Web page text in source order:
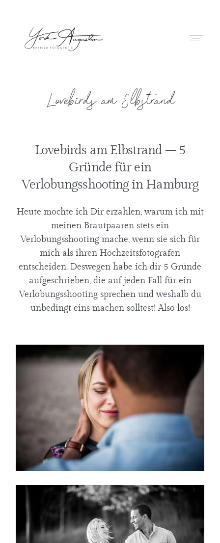
Lovebirds am Elbstrand
Lovebirds am Elbstrand – 5
Gründe für ein
Verlobungsshooting in Hamburg
Heute möchte ich Dir erzählen, warum ich mit
meinen Brautpaaren stets ein
Verlobungsshooting mache, wenn sie sich für
mich als ihren Hochzeitsfotografen
entscheiden. Deswegen habe ich dir 5 Gründe
aufgeschrieben, die auf jeden Fall für ein
Verlobungsshooting sprechen und weshalb du
unbedingt eins machen solltest! Also los!
Portfolio
Über mich
Newsletter